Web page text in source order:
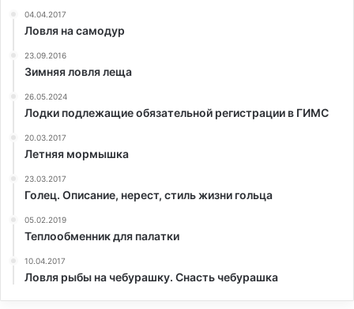
04.04.2017
Ловля на самодур
23.09.2016
Зимняя ловля леща
26.05.2024
Лодки подлежащие обязательной регистрации в ГИМС
20.03.2017
Летняя мормышка
23.03.2017
Голец. Описание, нерест, стиль жизни гольца
05.02.2019
Теплообменник для палатки
10.04.2017
Ловля рыбы на чебурашку. Снасть чебурашка